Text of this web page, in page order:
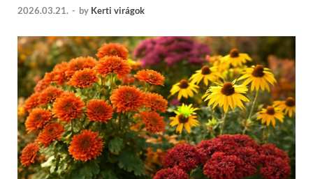
2026.03.21. - by Kerti virágok